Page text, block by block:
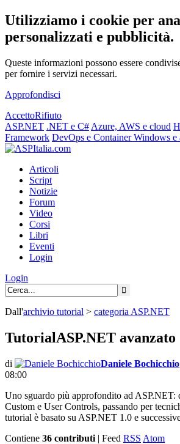
Utilizziamo i cookie per
personalizzati e pubblicità.
Queste informazioni possono essere
per fornire i servizi necessari.
Approfondisci
AccettoRifiuto
ASP.NET .NET e C# Azure, AWS e cloud
Framework DevOps e ContainerWindows e
Articoli
Script
Notizie
Forum
Video
Corsi
Libri
Eventi
Login
Login
Dall'archivio tutorial > categoria ASP.NET
TutorialASP.NET avanzato
di Daniele Bochicchio
08:00
Uno sguardo più approfondito ad
Custom e User Controls, passando per
tutorial è basato su ASP.NET 1.0 e
Contiene 36 contributi | Feed RSS Atom